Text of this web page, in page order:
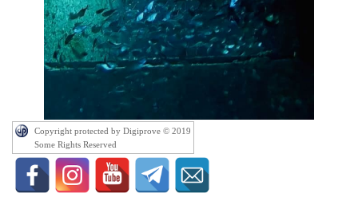
Copyright protected by Digiprove © 2019
Some Rights Reserved